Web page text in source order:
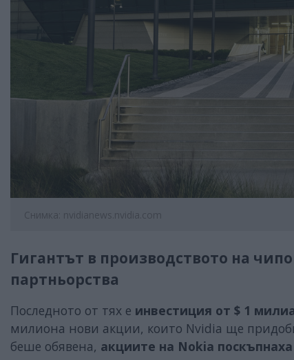
Снимка: nvidianews.nvidia.com
Гигантът в производството на
партньорства
Последното от тях е инвестиция от $ 1
милиона нови акции, които Nvidia ще
беше обявена, акциите на Nokia